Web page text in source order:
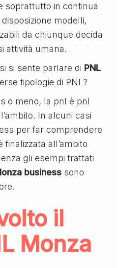
soprattutto in continua
modelli,
da chiunque decida
attività umana.
si sente parlare di PNL
tipologie di PNL?
o meno, la pnl è pnl
In alcuni casi
per far comprendere
finalizzata all’ambito
gli esempi trattati
business sono
il
Monza